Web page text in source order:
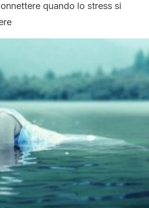
quando lo stress si